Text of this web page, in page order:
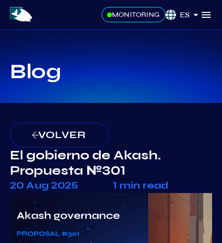
MONITORING ES
Blog
VOLVER
El gobierno de Akash.
Propuesta №301
20 Aug 2025 1 min read